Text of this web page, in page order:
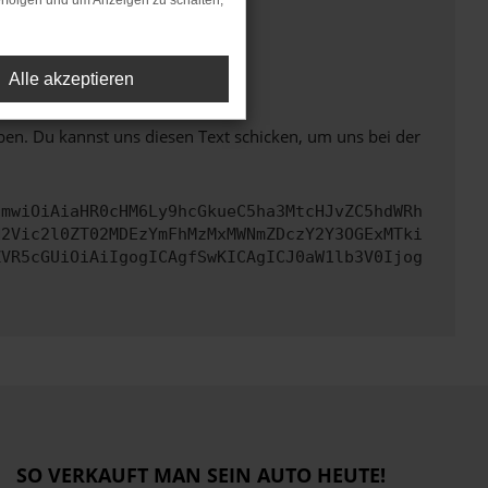
unterstützt werden.
Du kannst uns diesen Text schicken, um uns bei der
SO VERKAUFT MAN SEIN AUTO HEUTE!
Alle akzeptieren